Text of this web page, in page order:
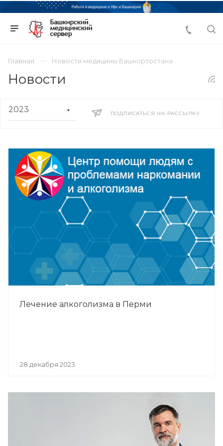
Главная Новости медицины Башкортостана
Новости
ПОДПИСАТЬСЯ НА РАССЫЛКУ
Лечение алкоголизма в Перми
28 декабря 2023